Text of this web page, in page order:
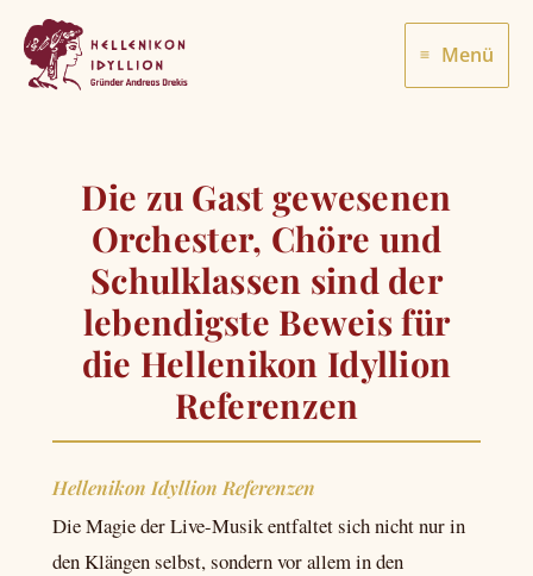
Inhalt
springen
Menü
Die zu Gast gewesenen
Orchester, Chöre und
Schulklassen sind der
lebendigste Beweis für
die Hellenikon Idyllion
Referenzen
Hellenikon Idyllion Referenzen
Die Magie der Live-Musik entfaltet sich nicht nur in
den Klängen selbst, sondern vor allem in den